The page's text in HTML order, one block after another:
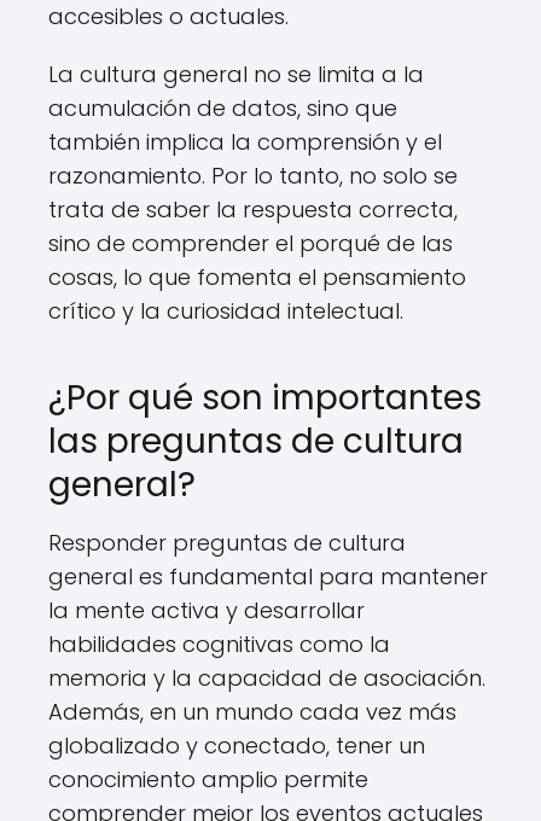
accesibles o actuales.
La cultura general no se limita a la
acumulación de datos, sino que
también implica la comprensión y el
razonamiento. Por lo tanto, no solo se
trata de saber la respuesta correcta,
sino de comprender el porqué de las
cosas, lo que fomenta el pensamiento
crítico y la curiosidad intelectual.
¿Por qué son importantes
las preguntas de cultura
general?
Responder preguntas de cultura
general es fundamental para mantener
la mente activa y desarrollar
habilidades cognitivas como la
memoria y la capacidad de asociación.
Además, en un mundo cada vez más
globalizado y conectado, tener un
conocimiento amplio permite
comprender mejor los eventos actuales